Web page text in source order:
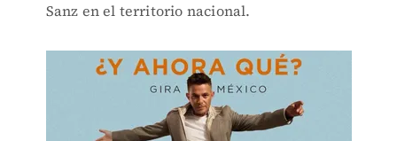
Sanz en el territorio nacional.